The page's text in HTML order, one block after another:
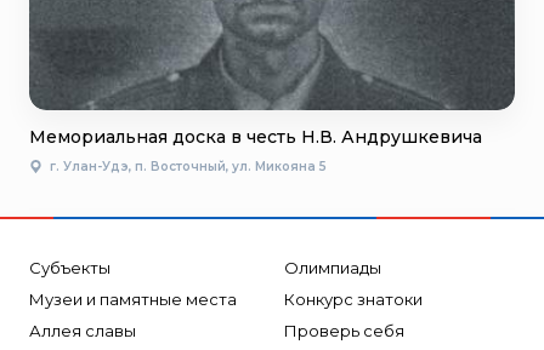
Мемориальная доска в честь Н.В. Андрушкевича
г. Улан-Удэ, п. Восточный, ул. Микояна 5
Субъекты
Музеи и памятные места
Аллея славы
Олимпиады
Конкурс знатоки
Проверь себя